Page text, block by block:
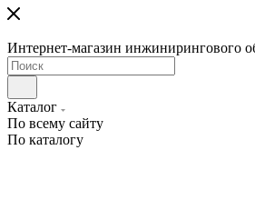
Интернет-магазин инжинирингового
Каталог
По всему сайту
По каталогу